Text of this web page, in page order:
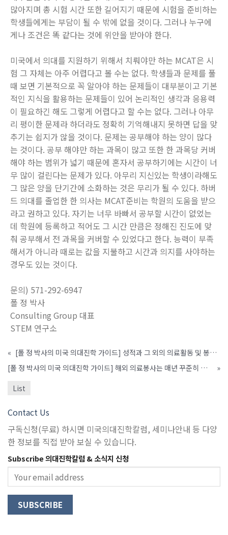
많아지며 총 시험 시간 또한 길어지기 때문에 시험을 준비하는
학생들에게는 부담이 될 수 밖에 없을 것이다. 그러나 누구에
게나 조건은 똑 같다는 것에 위안을 받아야 한다.
미국에서 의대를 지원하기 위해서 치뤄야만 하는 MCAT은 시
험 그 자체는 아주 어렵다고 볼 수는 없다. 학생들과 문제를 풀
때 보면 기본적으로 꼭 알아야 하는 문제들이 대부분이고 기본
적인 지식을 활용하는 문제들이 있어 논리적인 생각과 응용력
이 필요하긴 해도 그렇게 어렵다고 할 수는 없다. 그러나 아무
리 평이한 문제라 하더라도 정확히 기억해내지 못하면 답을 맞
추기는 쉽지가 않을 것이다. 문제는 공부해야 하는 양이 많다
는 것이다. 공부 해야만 하는 과목이 많고 또한 한 과목당 커버
해야 하는 범위가 넓기 때문에 혼자서 공부하기에는 시간이 너
무 많이 걸린다는 문제가 있다. 아무리 지신있는 학생이라해도
그 많은 양을 단기간에 소화하는 것은 무리가 될 수 있다. 하버
드 의대를 졸업한 한 의사는 MCAT준비는 학원의 도움을 받으
라고 권하고 있다. 자기는 너무 바빠서 공부할 시간이 없었는
데 학원에 등록하고 적어도 그 시간 만큼은 정해진 진도에 맞
춰 공부해서 전 과목을 커버할 수 있었다고 한다. 능력이 부족
해서가 아니라 때로는 값을 지불하고 시간과 의지를 사야하는
경우도 있는 것이다.
문의) 571-292-6947
폴 정 박사
Consulting Group 대표
STEM 연구소
«
[폴 정 박사의 미국 의대진학 가이드] 성적과 그 외의 의료활동 및 봉사활동 등이 조화를 이루어야
[폴 정 박사의 미국 의대진학 가이드] 해외 의료봉사는 매년 꾸준히 하는 것이 좋다
»
List
Contact Us
구독신청(무료) 하시면 미국의대진학칼럼, 세미나안내 등 다양
한 정보를 직접 받아 보실 수 있습니다.
Subscribe 의대진학칼럼 & 소식지 신청